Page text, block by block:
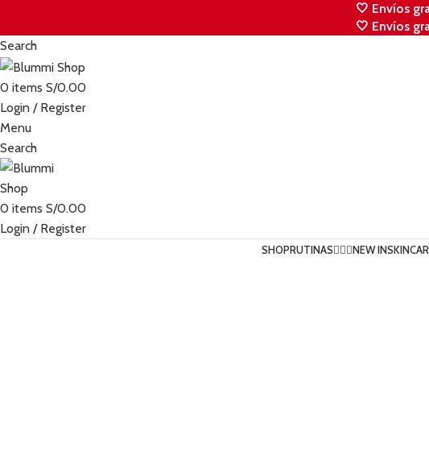
🤍 Envíos
🤍 Envíos
Search
0 items S/0.00
Login / Register
Menu
Search
0 items S/0.00
Login / Register
SHOPRUTINAS💆🏻‍♀️NEW IN